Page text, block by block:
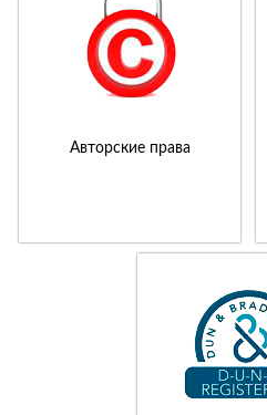
Авторские права